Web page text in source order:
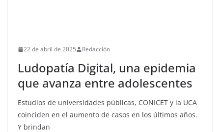
22 de abril de 2025 Redacción
Ludopatía Digital, una epidemia
que avanza entre adolescentes
Estudios de universidades públicas, CONICET y la UCA
coinciden en el aumento de casos en los últimos años.
Y brindan